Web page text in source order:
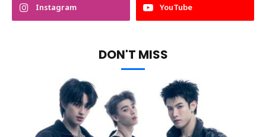
Instagram YouTube
DON'T MISS